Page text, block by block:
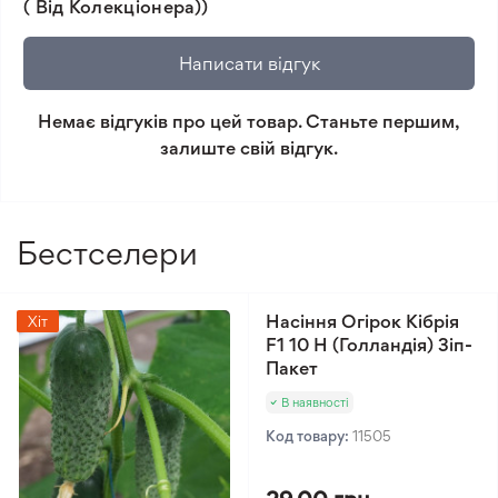
не відповідає очікуванням, згідно з умовами
Мінімальне замовлення 300 грн.
( Від Колекціонера))
Написати відгук
Немає відгуків про цей товар. Станьте першим,
залиште свій відгук.
Бестселери
Хіт
Насіння Огірок Кібрія
F1 10 Н (Голландія) Зіп-
Пакет
В наявності
Код товару: 11505